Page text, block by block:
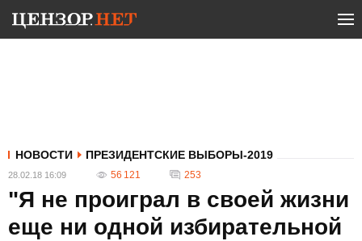
НОВОСТИ ПРЕЗИДЕНТСКИЕ ВЫБОРЫ-2019
28.02.18 16:09 56 121 253
"Я не проиграл в своей жизни
еще ни одной избирательной